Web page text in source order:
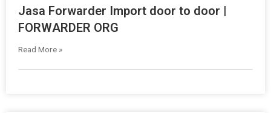
Jasa Forwarder Import door to door |
FORWARDER ORG
Read More »